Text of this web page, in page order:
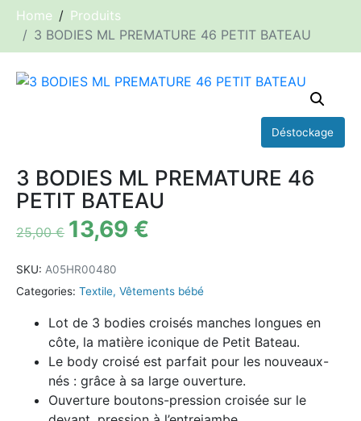
Home
Produits
3 BODIES ML PREMATURE 46 PETIT BATEAU
3 BODIES ML PREMATURE 46
PETIT BATEAU
25,00€ 13,69 €
SKU: A05HR00480
Categories: Textile, Vêtements bébé
Lot de 3 bodies croisés manches longues en
côte, la matière iconique de Petit Bateau.
Le body croisé est parfait pour les nouveaux-
nés : grâce à sa large ouverture.
Ouverture boutons-pression croisée sur le